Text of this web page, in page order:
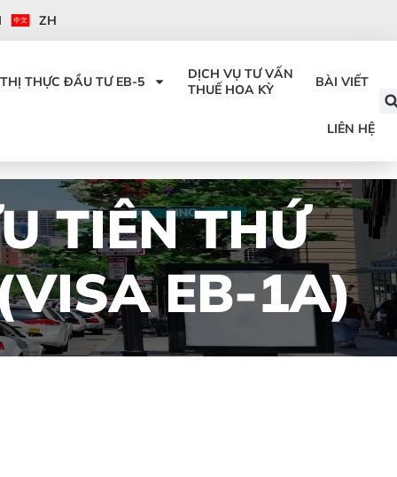
ZH
THỊ THỰC ĐẦU TƯ EB-5
DỊCH VỤ TƯ VẤN
THUẾ HOA KỲ
BÀI VIẾT
LIÊN HỆ
TIÊN THỨ
EB-1A)